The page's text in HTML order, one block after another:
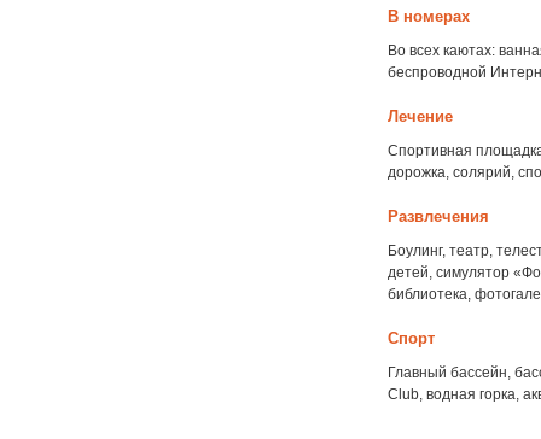
В номерах
Во всех каютах:
беспроводной
Лечение
Спортивная
дорожка, солярий,
Развлечения
Боулинг, театр,
детей, симулятор
библиотека,
Спорт
Главный бассейн,
Club, водная горка,